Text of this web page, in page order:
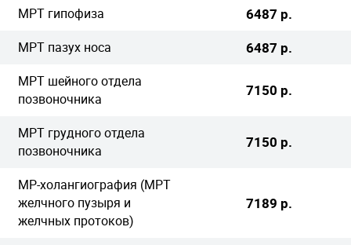
МРТ гипофиза 6487 р.
МРТ пазух носа 6487 р.
МРТ шейного отдела
позвоночника
7150 р.
МРТ грудного отдела
позвоночника
7150 р.
МР-холангиография (МРТ
желчного пузыря и
желчных протоков)
7189 р.